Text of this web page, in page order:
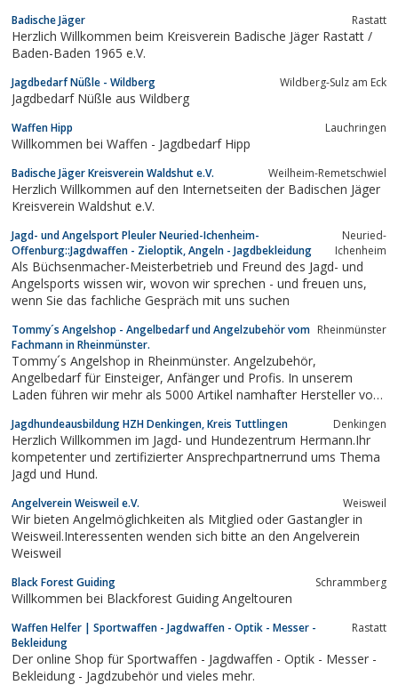
Badische Jäger Rastatt
Herzlich Willkommen beim Kreisverein Badische Jäger Rastatt /
Baden-Baden 1965 e.V.
Jagdbedarf Nüßle - Wildberg Wildberg-Sulz am Eck
Jagdbedarf Nüßle aus Wildberg
Waffen Hipp Lauchringen
Willkommen bei Waffen - Jagdbedarf Hipp
Badische Jäger Kreisverein Waldshut e.V. Weilheim-Remetschwiel
Herzlich Willkommen auf den Internetseiten der Badischen Jäger
Kreisverein Waldshut e.V.
Jagd- und Angelsport Pleuler Neuried-Ichenheim-
Offenburg::Jagdwaffen - Zieloptik, Angeln - Jagdbekleidung
Neuried-
Ichenheim
Als Büchsenmacher-Meisterbetrieb und Freund des Jagd- und
Angelsports wissen wir, wovon wir sprechen - und freuen uns,
wenn Sie das fachliche Gespräch mit uns suchen
Tommy´s Angelshop - Angelbedarf und Angelzubehör vom
Fachmann in Rheinmünster.
Rheinmünster
Tommy´s Angelshop in Rheinmünster. Angelzubehör,
Angelbedarf für Einsteiger, Anfänger und Profis. In unserem
Laden führen wir mehr als 5000 Artikel namhafter Hersteller von
was Sie für Ihren nächsten Angelausflug benötigen. Gerne
beraten wir Sie bei Ihrer...
Jagdhundeausbildung HZH Denkingen, Kreis Tuttlingen Denkingen
Herzlich Willkommen im Jagd- und Hundezentrum Hermann.Ihr
kompetenter und zertifizierter Ansprechpartnerrund ums Thema
Jagd und Hund.
Angelverein Weisweil e.V. Weisweil
Wir bieten Angelmöglichkeiten als Mitglied oder Gastangler in
Weisweil.Interessenten wenden sich bitte an den Angelverein
Weisweil
Black Forest Guiding Schrammberg
Willkommen bei Blackforest Guiding Angeltouren
Waffen Helfer | Sportwaffen - Jagdwaffen - Optik - Messer -
Bekleidung
Rastatt
Der online Shop für Sportwaffen - Jagdwaffen - Optik - Messer -
Bekleidung - Jagdzubehör und vieles mehr.